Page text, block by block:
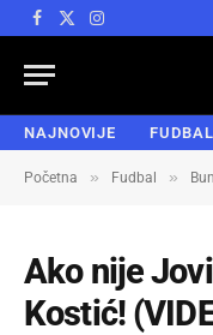
Facebook
X
Instagram
NAJNOVIJE FUDBAL
Početna » Fudbal »
Ako nije
Kostić!